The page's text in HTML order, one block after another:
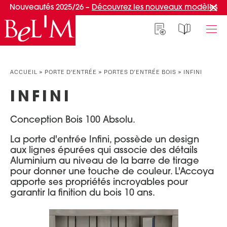
Nouveautés 2025/26 – Découvrez les nouveaux modèles
Portes de service
Portes d’entrée grand trafic
PAR STYLE
Portes d’entrée contemporaines
Portes d’entrée classiques
Portes d'entrée pleines
Luminaires
Idées d'aménagement
Une entrée sur mesure
Accueil connecté
Faire mon choix
RÉUSSIR MON PROJET
Normes & fiscalité
ACCUEIL » PORTE D’ENTRÉE » PORTES D'ENTRÉE BOIS » INFINI
INFINI
Conception Bois 100 Absolu.
La porte d'entrée Infini, possède un design
aux lignes épurées qui associe des détails
Aluminium au niveau de la barre de tirage
pour donner une touche de couleur. L'Accoya
apporte ses propriétés incroyables pour
garantir la finition du bois 10 ans.